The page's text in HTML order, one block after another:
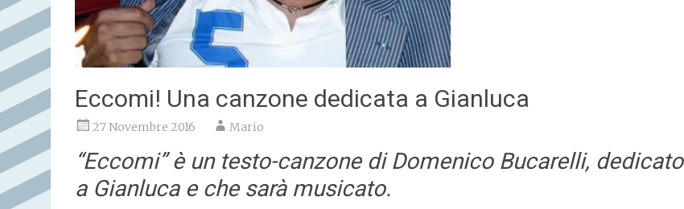
Eccomi! Una canzone dedicata a Gianluca
27 Novembre 2016 Mario
“Eccomi” è un testo-canzone di Domenico Bucarelli, dedicato
a Gianluca e che sarà musicato.